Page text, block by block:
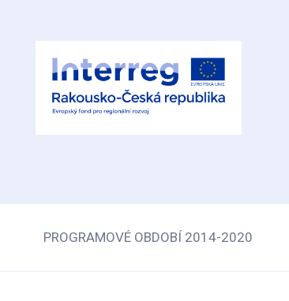
PROGRAMOVÉ OBDOBÍ 2014-2020